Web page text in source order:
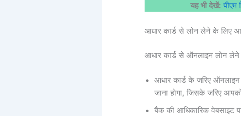
यह भी देखें: पीएम
आधार कार्ड से लोन लेने के
आधार कार्ड से ऑनलाइन लोन लेने
आधार कार्ड के जरिए
जाना होगा, जिसके जरिए
बैंक की आधिकारिक वेबसाइट